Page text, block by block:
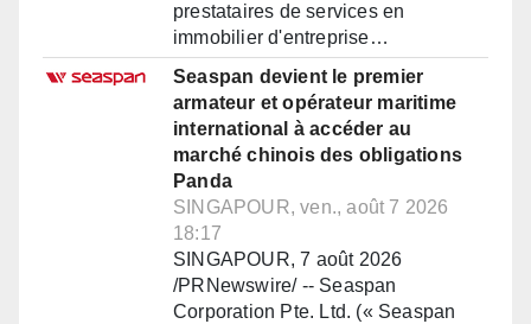
prestataires de services en
immobilier d'entreprise…
Seaspan devient le premier
armateur et opérateur maritime
international à accéder au
marché chinois des obligations
Panda
SINGAPOUR, ven., août 7 2026
18:17
SINGAPOUR, 7 août 2026
/PRNewswire/ -- Seaspan
Corporation Pte. Ltd. (« Seaspan